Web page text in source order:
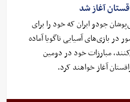
آغاز شد
جودو ایران که خود را برای
در بازی‌های آسیایی ناگویا آماده
مبارزات خود در دومین
آغاز خواهند کرد.